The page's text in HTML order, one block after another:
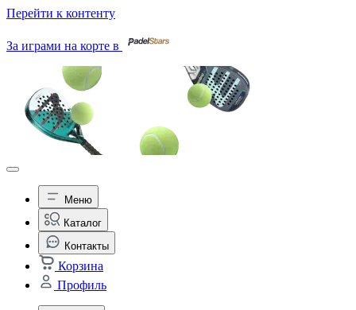
Перейти к контенту
За играми на корте в
Меню
Каталог
Контакты
Корзина
Профиль